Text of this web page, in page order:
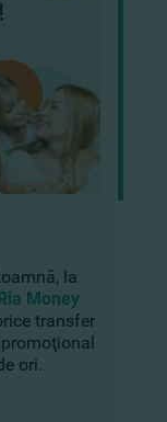
la
Money
transfer
ori.